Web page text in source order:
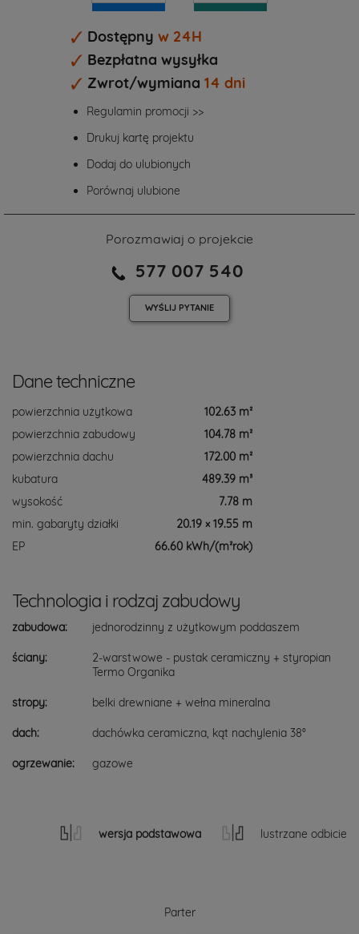
Dostępny w 24H
Bezpłatna wysyłka
Zwrot/wymiana 14 dni
Regulamin promocji >>
Drukuj kartę projektu
Dodaj do ulubionych
Porównaj ulubione
Porozmawiaj o projekcie
577 007 540
WYŚLIJ PYTANIE
Dane techniczne
powierzchnia użytkowa
102.63 m²
powierzchnia zabudowy
104.78 m²
powierzchnia dachu
172.00 m²
kubatura
489.39 m³
wysokość
7.78 m
min. gabaryty działki
20.19 × 19.55 m
EP
66.60 kWh/(m²rok)
Technologia i rodzaj zabudowy
zabudowa: jednorodzinny z użytkowym poddaszem
ściany:
2-warstwowe - pustak ceramiczny + styropian
Termo Organika
stropy: belki drewniane + wełna mineralna
dach: dachówka ceramiczna, kąt nachylenia 38°
ogrzewanie: gazowe
wersja podstawowa lustrzane odbicie
Parter